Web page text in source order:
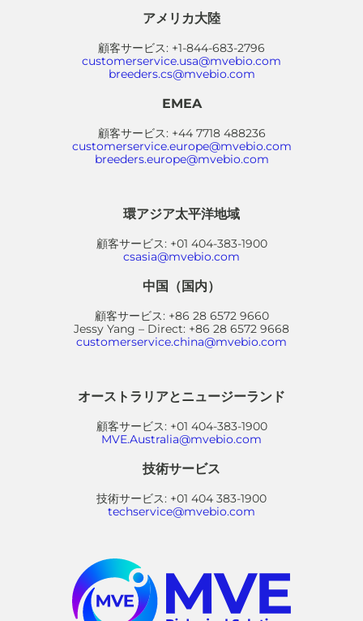
アメリカ大陸
顧客サービス: +1-844-683-2796
customerservice.usa@mvebio.com
breeders.cs@mvebio.com
EMEA
顧客サービス: +44 7718 488236
customerservice.europe@mvebio.com
breeders.europe@mvebio.com
環アジア太平洋地域
顧客サービス: +01 404-383-1900
csasia@mvebio.com
中国（国内）
顧客サービス: +86 28 6572 9660
Jessy Yang – Direct: +86 28 6572 9668
customerservice.china@mvebio.com
オーストラリアとニュージーランド
顧客サービス: +01 404-383-1900
MVE.Australia@mvebio.com
技術サービス
技術サービス: +01 404 383-1900
techservice@mvebio.com